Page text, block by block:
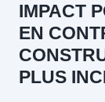
IMPACT
EN
PLUS